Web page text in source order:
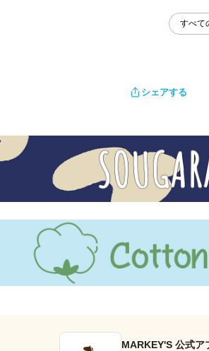
すべて
シェアする
MARKEY'S 公式ア